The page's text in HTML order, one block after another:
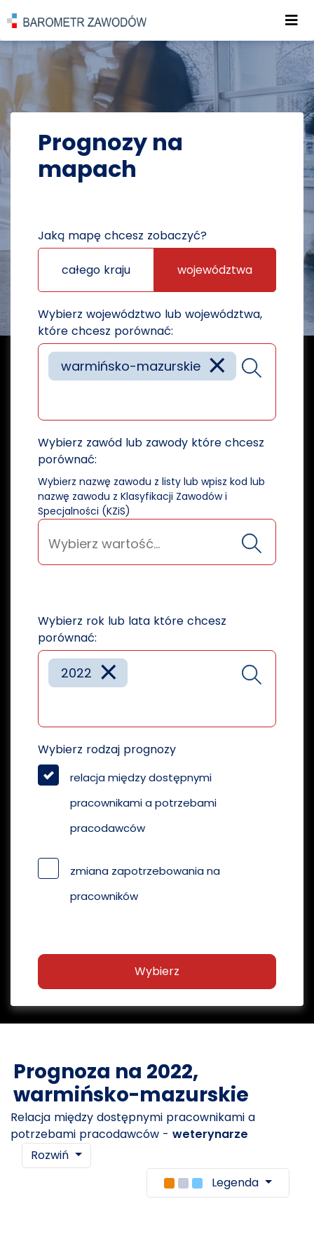
POWRÓT DO STRONY GŁÓWNEJ
PROGNOZY PROGNOZY NA MAPACH
Prognozy na
mapach
Jaką mapę chcesz zobaczyć?
całego kraju województwa
Wybierz województwo lub województwa,
które chcesz porównać:
×
warmińsko-mazurskie
Wybierz zawód lub zawody które chcesz
porównać:
Wybierz nazwę zawodu z listy lub wpisz kod lub
nazwę zawodu z Klasyfikacji Zawodów i
Specjalności (KZiS)
Wybierz rok lub lata które chcesz
porównać:
×
2022
Wybierz rodzaj prognozy
relacja między dostępnymi
pracownikami a potrzebami
pracodawców
zmiana zapotrzebowania na
pracowników
Wybierz
Prognoza na 2022,
warmińsko-mazurskie
Relacja między dostępnymi pracownikami a
potrzebami pracodawców - weterynarze
Rozwiń
Legenda